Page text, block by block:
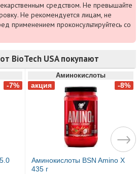
средством. Не превышайте
Не рекомендуется лицам, не
применением проконсультируйтесь со
BioTech USA покупают
Аминокислоты
Аминокислоты BSN Amino X
435 г